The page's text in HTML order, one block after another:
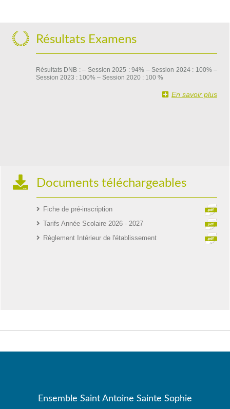
Résultats Examens
Résultats DNB : – Session 2025 : 94% – Session 2024 : 100% –
Session 2023 : 100% – Session 2020 : 100 %
En savoir plus
Documents téléchargeables
Fiche de pré-inscription
Tarifs Année Scolaire 2026 - 2027
Règlement Intérieur de l'établissement
Ensemble Saint Antoine Sainte Sophie